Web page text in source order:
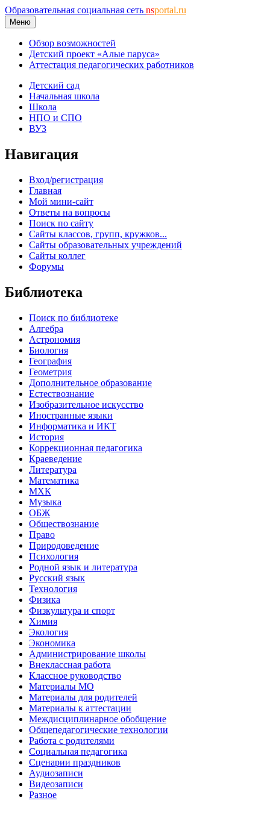
Образовательная социальная сеть nsportal.ru
Меню
Обзор возможностей
Детский проект «Алые паруса»
Аттестация педагогических работников
Детский сад
Начальная школа
Школа
НПО и СПО
ВУЗ
Навигация
Вход/регистрация
Главная
Мой мини-сайт
Ответы на вопросы
Поиск по сайту
Сайты классов, групп, кружков...
Сайты образовательных учреждений
Сайты коллег
Форумы
Библиотека
Поиск по библиотеке
Алгебра
Астрономия
Биология
География
Геометрия
Дополнительное образование
Естествознание
Изобразительное искусство
Иностранные языки
Информатика и ИКТ
История
Коррекционная педагогика
Краеведение
Литература
Математика
МХК
Музыка
ОБЖ
Обществознание
Право
Природоведение
Психология
Родной язык и литература
Русский язык
Технология
Физика
Физкультура и спорт
Химия
Экология
Экономика
Администрирование школы
Внеклассная работа
Классное руководство
Материалы МО
Материалы для родителей
Материалы к аттестации
Междисциплинарное обобщение
Общепедагогические технологии
Работа с родителями
Социальная педагогика
Сценарии праздников
Аудиозаписи
Видеозаписи
Разное